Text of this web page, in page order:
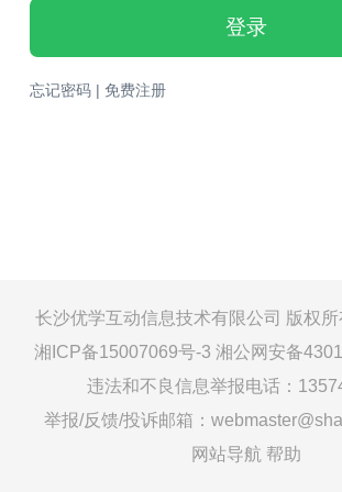
登录
忘记密码| 免费注册
长沙优学互动信息技术有限公司 版权
湘ICP备15007069号-3 湘公网安备
违法和不良信息举报电话：
举报/反馈/投诉邮箱：
网站导航 帮助